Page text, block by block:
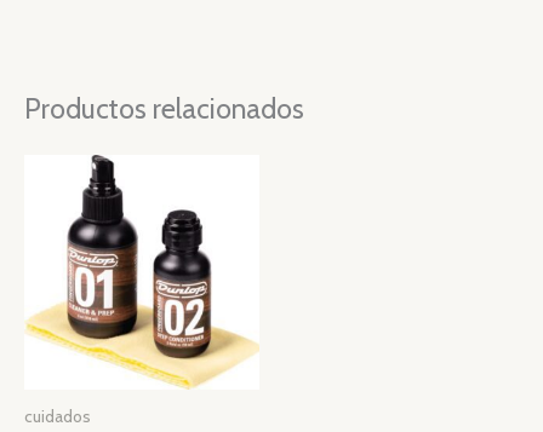
Productos relacionados
cuidados